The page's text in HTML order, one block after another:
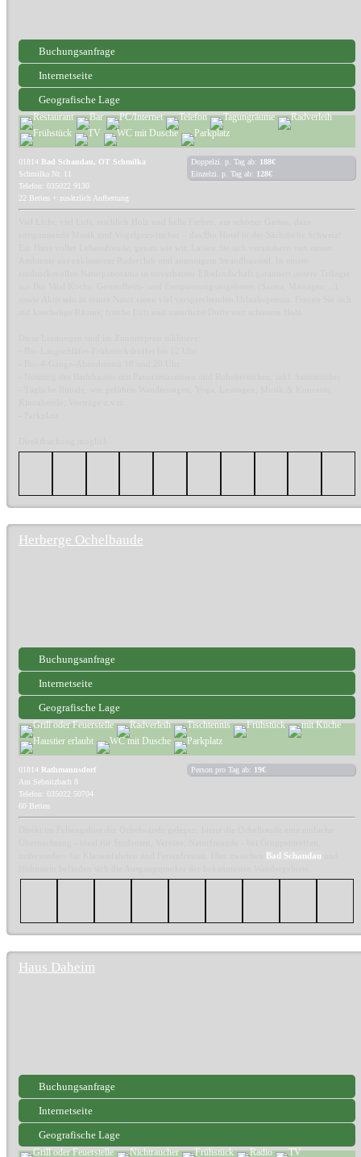
Buchungsanfrage
Internetseite
Geografische Lage
01814 Bad Schandau, OT Schmilka
Schmilka Nr. 11
Telefon: 035022 9130
22 Betten + zusätzlich Aufbettung
Doppelzi. p. Tag ab: 188€
Einzelzi. p. Tag ab: 128€
Herberge Ochelbaude
Buchungsanfrage
Internetseite
Geografische Lage
01814 Rathmannsdorf
Am Sebnitzbach 8
Telefon: 035022 50704
60 Betten
Person pro Tag ab: 19€
Bad Schandau
Haus Daheim
Buchungsanfrage
Internetseite
Geografische Lage